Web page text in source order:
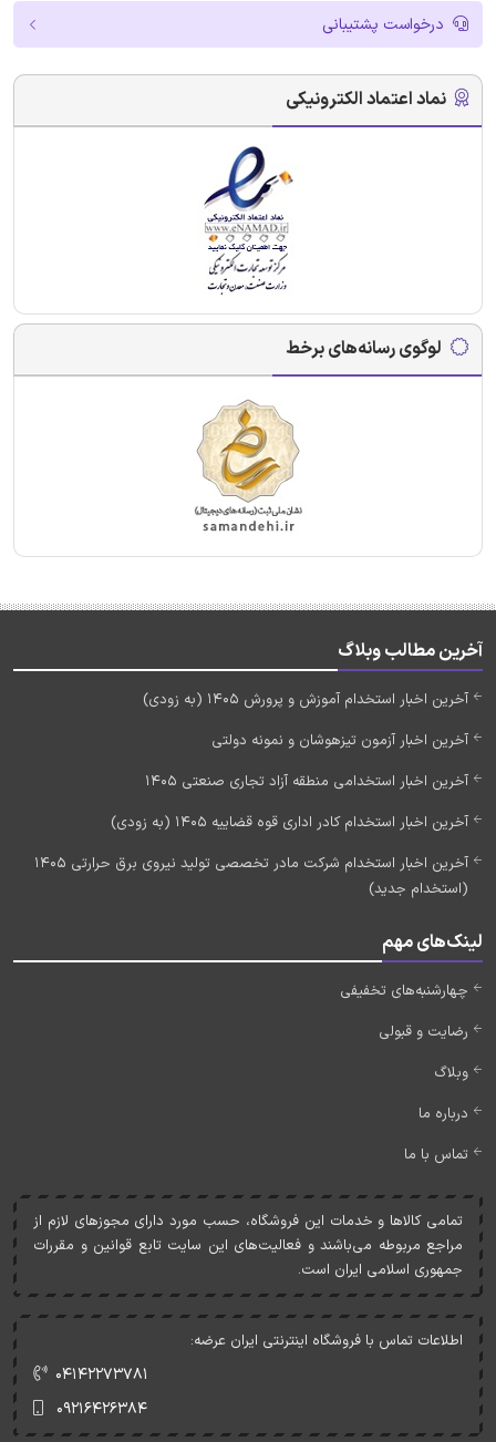
درخواست پشتیبانی
نماد اعتماد الکترونیکی
لوگوی رسانه‌های برخط
آخرین مطالب وبلاگ
آخرین اخبار استخدام آموزش و پرورش 1405 (به زودی)
آخرین اخبار آزمون تیزهوشان و نمونه دولتی
آخرین اخبار استخدامی منطقه آزاد تجاری صنعتی 1405
آخرین اخبار استخدام کادر اداری قوه قضاییه 1405 (به زودی)
آخرین اخبار استخدام شرکت مادر تخصصی تولید نیروی برق حرارتی 1405
(استخدام جدید)
لینک‌های مهم
چهارشنبه‌های تخفیفی
رضایت و قبولی
وبلاگ
درباره ما
تماس با ما
تمامی کالاها و خدمات اين فروشگاه، حسب مورد دارای مجوزهای لازم از
مراجع مربوطه می‌باشند و فعاليت‌های اين سايت تابع قوانين و مقررات
جمهوری اسلامی ايران است.
اطلاعات تماس با فروشگاه اینترنتی ایران عرضه:
۰۴۱۴۲۲۷۳۷۸۱
۰۹۲۱۶۴۲۶۳۸۴